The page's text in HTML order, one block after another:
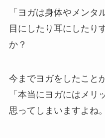
「ヨガは身体やメンタ
目にしたり耳にしたり
か？
今までヨガをしたこと
「本当にヨガにはメリ
思ってしまいますよね。